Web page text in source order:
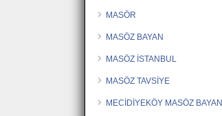
MASÖR
MASÖZ BAYAN
MASÖZ İSTANBUL
MASÖZ TAVSİYE
MECİDİYEKÖY MASÖZ BAYAN